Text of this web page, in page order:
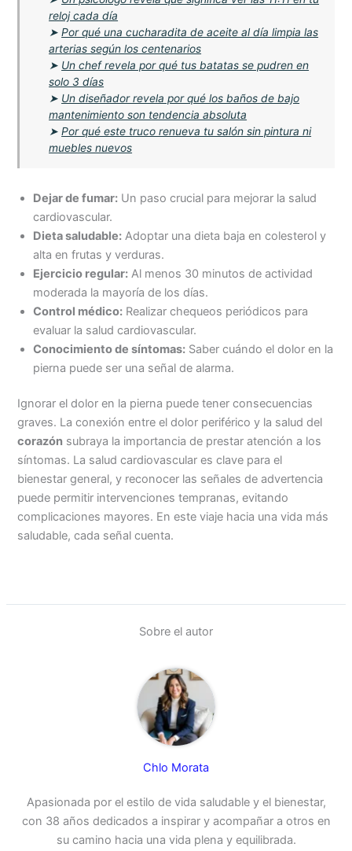
reloj cada día
➤Por qué una cucharadita de aceite al día limpia las
arterias según los centenarios
➤ Un chef revela por qué tus batatas se pudren en
solo 3 días
➤ Un diseñador revela por qué los baños de bajo
mantenimiento son tendencia absoluta
➤Por qué este truco renueva tu salón sin pintura ni
muebles nuevos
Dejar de fumar: Un paso crucial para mejorar la salud
cardiovascular.
Dieta saludable: Adoptar una dieta baja en colesterol y
alta en frutas y verduras.
Ejercicio regular: Al menos 30 minutos de actividad
moderada la mayoría de los días.
Control médico: Realizar chequeos periódicos para
evaluar la salud cardiovascular.
Conocimiento de síntomas: Saber cuándo el dolor en la
pierna puede ser una señal de alarma.
Ignorar el dolor en la pierna puede tener consecuencias
graves. La conexión entre el dolor periférico y la salud del
corazón subraya la importancia de prestar atención a los
síntomas. La salud cardiovascular es clave para el
bienestar general, y reconocer las señales de advertencia
puede permitir intervenciones tempranas, evitando
complicaciones mayores. En este viaje hacia una vida más
saludable, cada señal cuenta.
Sobre el autor
Chlo Morata
Apasionada por el estilo de vida saludable y el bienestar,
con 38 años dedicados a inspirar y acompañar a otros en
su camino hacia una vida plena y equilibrada.